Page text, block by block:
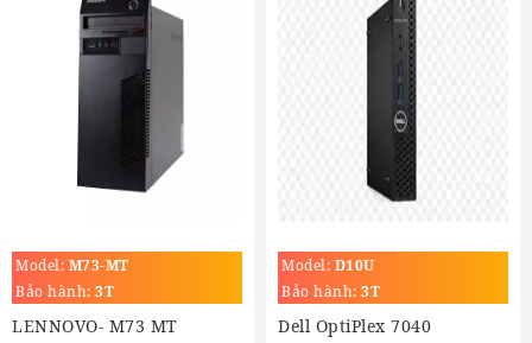
Model: M73-MT
Bảo hành: 3T
LENNOVO- M73 MT
Model: D10U
Bảo hành: 3T
Dell OptiPlex 7040